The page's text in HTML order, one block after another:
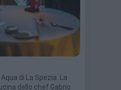
di La Spezia. La
dello chef Gabrio